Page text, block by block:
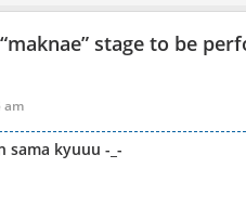
stage to be
am
sama kyuuu -_-